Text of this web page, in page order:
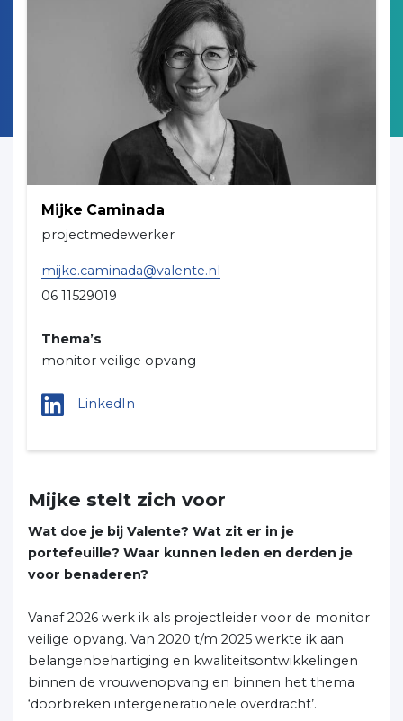
Mijke Caminada
projectmedewerker
mijke.caminada@valente.nl
06 11529019
Thema’s
monitor veilige opvang
LinkedIn
Mijke stelt zich voor
Wat doe je bij Valente? Wat zit er in je
portefeuille? Waar kunnen leden en derden je
voor benaderen?
Vanaf 2026 werk ik als projectleider voor de monitor
veilige opvang. Van 2020 t/m 2025 werkte ik aan
belangenbehartiging en kwaliteitsontwikkelingen
binnen de vrouwenopvang en binnen het thema
‘doorbreken intergenerationele overdracht’.